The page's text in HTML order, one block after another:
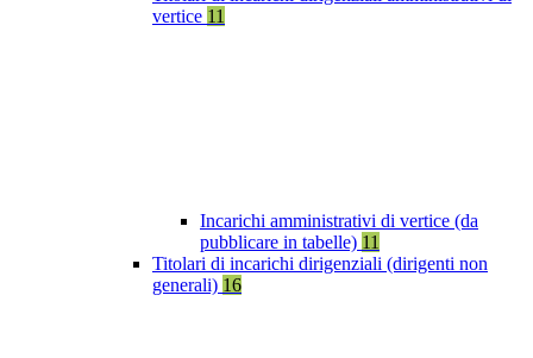
vertice 11
Incarichi amministrativi di vertice (da
pubblicare in tabelle) 11
Titolari di incarichi dirigenziali (dirigenti non
generali) 16